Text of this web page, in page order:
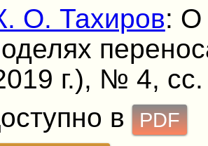
О. Тахиров: О
г.), № 4,
в
PDF